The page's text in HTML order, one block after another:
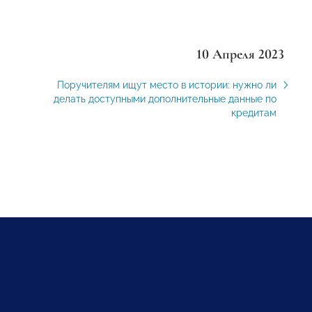
10 Апреля 2023
Поручителям ищут место в истории: нужно ли
делать доступными дополнительные данные по
кредитам